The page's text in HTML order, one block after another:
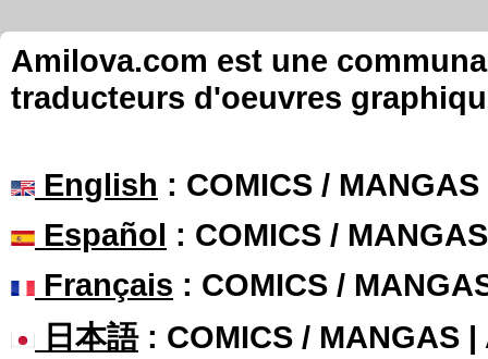
Amilova.com est une
traducteurs d'oeuvres
English : COMICS /
Español : COMICS /
Français : COMICS /
日本語: COMICS / MANGAS |